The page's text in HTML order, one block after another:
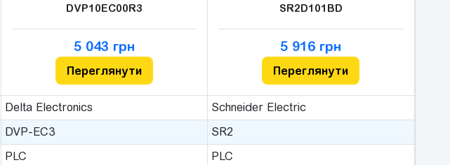
DVP10EC00R3
5 043 грн
Переглянути
SR2D101BD
5 916 грн
Переглянути
Delta Electronics
Schneider Electric
DVP-EC3
SR2
PLC
PLC